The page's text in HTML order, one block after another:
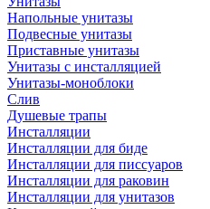
Напольные унитазы
Подвесные унитазы
Приставные унитазы
Унитазы с инсталляцией
Унитазы-моноблоки
Слив
Душевые трапы
Инсталляции
Инсталляции для биде
Инсталляции для писсуаров
Инсталляции для раковин
Инсталляции для унитазов